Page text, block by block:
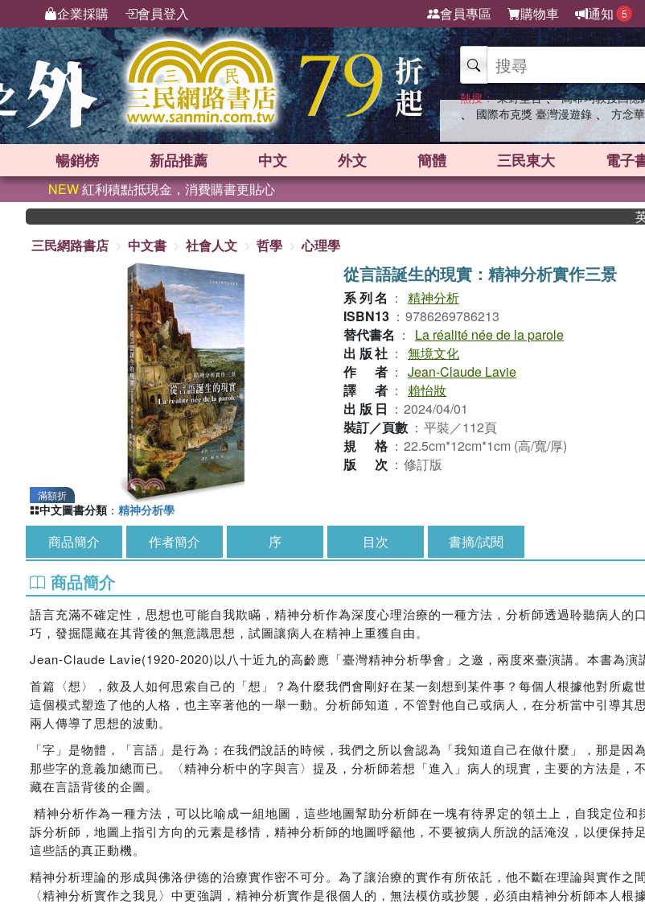
企業採購 會員登入 會員專區 購物車 通知 5
熱搜： 東野圭吾 、 高希均教授回憶
、 國際布克獎 臺灣漫遊錄 、 方念華
暢銷榜 新品推薦 中文 外文 簡體 三民東大 電子
NEW紅利積點抵現金，消費購書更貼心
英國出版界
三民網路書店
中文書 社會人文 哲學 心理學
滿額折
從言語誕生的現實：精神分析實作三景
系列名 ： 精神分析
ISBN13 ： 9786269786213
替代書名 ：
La réalité née de la parole
出版社 ： 無境文化
作者 ： Jean-Claude Lavie
譯者 ： 賴怡妝
出版日 ： 2024/04/01
裝訂／頁數 ： 平裝／112頁
規格 ： 22.5cm*12cm*1cm (高/寬/厚)
版次 ： 修訂版
中文圖書分類 ： 精神分析學
商品簡介 作者簡介 序 目次 書摘/試閱
商品簡介
語言充滿不確定性，思想也可能自我欺瞞，精神分析作為深度心理治療的一種方法，分析師透過聆聽病人的
巧，發掘隱藏在其背後的無意識思想，試圖讓病人在精神上重獲自由。
Jean-Claude Lavie(1920-2020)以八十近九的高齡應「臺灣精神分析學會」之邀，兩度來臺演講。本書為演
首篇〈想〉，敘及人如何思索自己的「想」？為什麼我們會剛好在某一刻想到某件事？每個人根據他對所處
這個模式塑造了他的人格，也主宰著他的一舉一動。分析師知道，不管對他自己或病人，在分析當中引導其
兩人傳導了思想的波動。
「字」是物體，「言語」是行為；在我們說話的時候，我們之所以會認為「我知道自己在做什麼」，那是因
那些字的意義加總而已。〈精神分析中的字與言〉提及，分析師若想「進入」病人的現實，主要的方法是，
藏在言語背後的企圖。
精神分析作為一種方法，可以比喻成一組地圖，這些地圖幫助分析師在一塊有待界定的領土上，自我定位
訴分析師，地圖上指引方向的元素是移情，精神分析師的地圖呼籲他，不要被病人所說的話淹沒，以便保持
這些話的真正動機。
精神分析理論的形成與佛洛伊德的治療實作密不可分。為了讓治療的實作有所依託，他不斷在理論與實作之
〈精神分析實作之我見〉中更強調，精神分析實作是很個人的，無法模仿或抄襲，必須由精神分析師本人根